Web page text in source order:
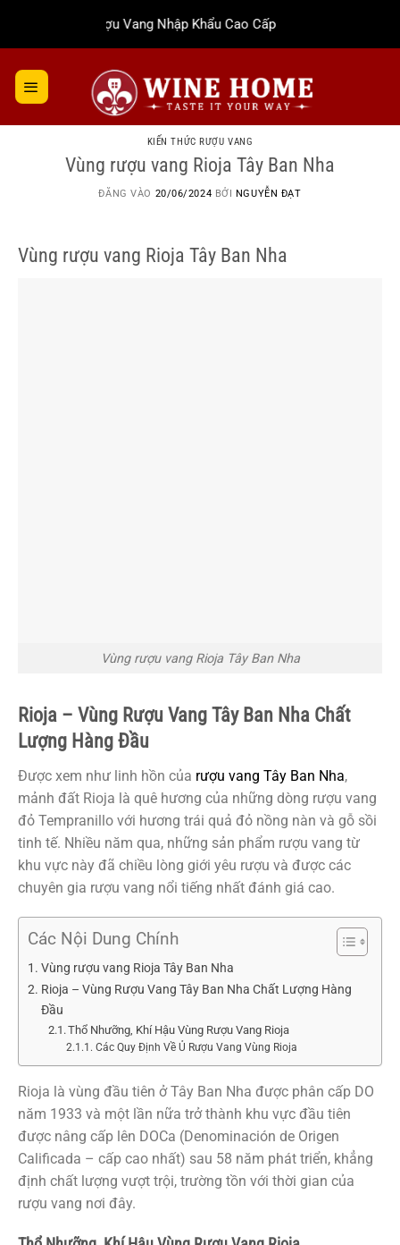
dung
Rượu Vang Nhập Khẩu Cao Cấp
KIẾN THỨC RƯỢU VANG
Vùng rượu vang Rioja Tây Ban Nha
ĐĂNG VÀO 20/06/2024 BỞI NGUYỄN ĐẠT
Vùng rượu vang Rioja Tây Ban Nha
Vùng rượu vang Rioja Tây Ban Nha
Rioja – Vùng Rượu Vang Tây Ban Nha Chất
Lượng Hàng Đầu
Được xem như linh hồn của rượu vang Tây Ban Nha,
mảnh đất Rioja là quê hương của những dòng rượu vang
đỏ Tempranillo với hương trái quả đỏ nồng nàn và gỗ sồi
tinh tế. Nhiều năm qua, những sản phẩm rượu vang từ
khu vực này đã chiều lòng giới yêu rượu và được các
chuyên gia rượu vang nổi tiếng nhất đánh giá cao.
Các Nội Dung Chính
Vùng rượu vang Rioja Tây Ban Nha
Rioja – Vùng Rượu Vang Tây Ban Nha Chất Lượng Hàng
Đầu
Thổ Nhưỡng, Khí Hậu Vùng Rượu Vang Rioja
Các Quy Định Về Ủ Rượu Vang Vùng Rioja
Rioja là vùng đầu tiên ở Tây Ban Nha được phân cấp DO
năm 1933 và một lần nữa trở thành khu vực đầu tiên
được nâng cấp lên DOCa (Denominación de Origen
Calificada – cấp cao nhất) sau 58 năm phát triển, khẳng
định chất lượng vượt trội, trường tồn với thời gian của
rượu vang nơi đây.